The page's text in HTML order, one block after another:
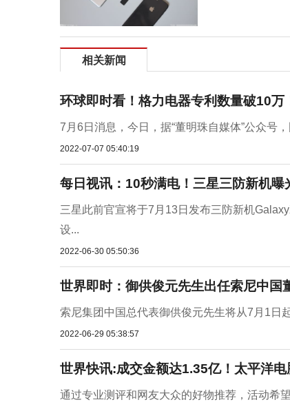
相关新闻
环球即时看！格力电器专利数量破10
7月6日消息，今日，据“董明珠自媒体”公众号
2022-07-07 05:40:19
每日视讯：10秒满电！三星三防新机曝
三星此前官宣将于7月13日发布三防新机
设...
2022-06-30 05:50:36
世界即时：御供俊元先生出任索尼中国
索尼集团中国总代表御供俊元先生将从7月1日
2022-06-29 05:38:57
世界快讯:成交金额达1.35亿！太平洋
通过专业测评和网友大众的好物推荐，活动希